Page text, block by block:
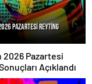
2026 Pazartesi
Açıklandı